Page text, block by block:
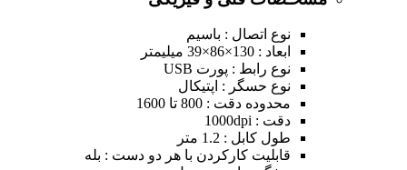
نوع اتصال : باسیم
ابعاد : 130×86×39 میلیمتر
نوع رابط : پورت USB
نوع حسگر : اپتیکال
محدوده دقت : 800 تا 1600
دقت : 1000dpi
طول کابل : 1.2 متر
قابلیت کارکردن با هر دو دست : بله